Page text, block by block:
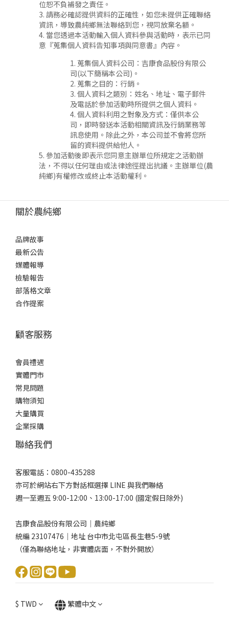
位恕不負補發之責任。
請務必確認提供資料的正確性，如您未提供正確聯絡
資訊，導致農純鄉無法聯絡到您，視同放棄名額。
當您透過本活動輸入個人資料參與活動時，表示已同
意『蒐集個人資料告知事項與同意書』內容。
蒐集個人資料公司：吉康食品股份有限公
司(以下簡稱本公司)。
蒐集之目的：行銷。
個人資料之類別：姓名、地址、電子郵件
及電話於參加活動時所提供之個人資料。
個人資料利用之對象及方式：僅供本公
司，即時發送本活動相關資訊及行銷業務等
訊息使用。除此之外，本公司並不會將您所
留的資料提供給他人。
參加活動後即表示您同意主辦單位所規定之活動辦
法，不得以任何理由或法律途徑提出抗議。主辦單位(農
純鄉)有權修改或終止本活動權利。
關於農純鄉
品牌故事
最新公告
媒體報導
檢驗報告
部落格文章
合作提案
顧客服務
會員禮遇
實體門市
常見問題
購物須知
大量購買
企業採購
聯絡我們
客服電話：0800-435288
亦可於網站右下方對話框選擇 LINE 與我們聯絡
週一至週五 9:00-12:00、13:00-17:00 (國定假日除外)
吉康食品股份有限公司｜農純鄉
統編 23107476｜地址 台中市北屯區長生巷5-9號
（僅為聯絡地址，非實體店面，不對外開放）
$ TWD 繁體中文